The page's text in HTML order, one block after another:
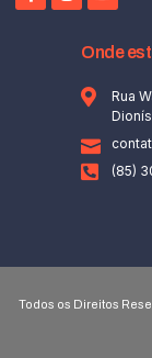
Onde
Rua
(85)
Todos os Direitos